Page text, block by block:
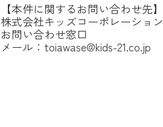
【本件に関するお問い合わせ先】
株式会社キッズコーポレーション
お問い合わせ窓口
メール：toiawase@kids-21.co.jp